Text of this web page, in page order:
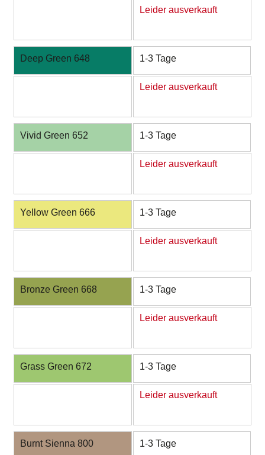
Leider ausverkauft
Deep Green 648 1-3 Tage
Leider ausverkauft
Vivid Green 652 1-3 Tage
Leider ausverkauft
Yellow Green 666 1-3 Tage
Leider ausverkauft
Bronze Green 668 1-3 Tage
Leider ausverkauft
Grass Green 672 1-3 Tage
Leider ausverkauft
Burnt Sienna 800 1-3 Tage